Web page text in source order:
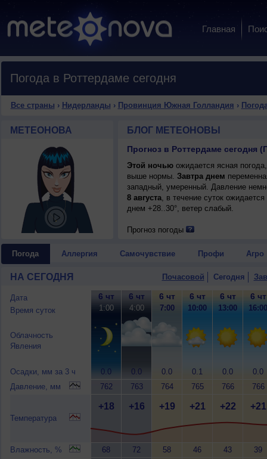
Главная
Погода в Роттердаме сегодня
Все страны › Нидерланды › Провинция Южная Голландия ›
МЕТЕОНОВА БЛОГ МЕТЕОНОВЫ
Этой ночьюожидается ясная
выше нормы. Завтра днем
западный, умеренный. Давление
8 августа, в течение суток
днем +28..30°, ветер слабый.
Прогноз погоды
Погода Аллергия Самочувствие Профи Агро
НА СЕГОДНЯ Почасовой Сегодня
Дата
Время суток
Облачность
Явления
Осадки, мм за 3 ч
Давление, мм
Температура
Влажность, %
6 чт
1:00
0.0
762
+18
68
6 чт
4:00
0.0
763
+16
72
6 чт
7:00
0.0
764
+19
58
6 чт
10:00
0.1
765
+21
46
6 чт
13:00
0.0
766
+22
43
6 чт
16:00
0.0
766
+21
39